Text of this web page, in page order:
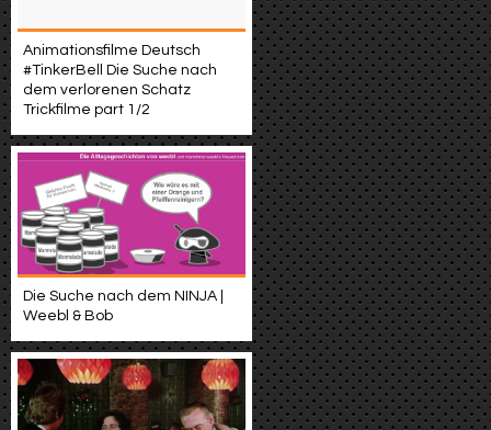
Animationsfilme Deutsch
#TinkerBell Die Suche nach
dem verlorenen Schatz
Trickfilme part 1/2
Die Suche nach dem NINJA |
Weebl & Bob